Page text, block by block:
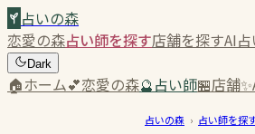
占いの森
恋愛の森占い師を探す店舗を探すAI占
Dark
🏠ホーム💕恋愛の森🔮占い師🏪店舗✨
占いの森 › 占い師を探